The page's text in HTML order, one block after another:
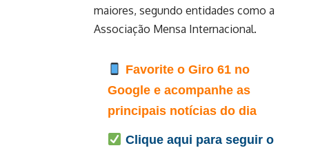
maiores, segundo entidades como a
Associação Mensa Internacional.
Favorite o Giro 61 no
Google e acompanhe as
principais notícias do dia
Clique aqui para seguir o